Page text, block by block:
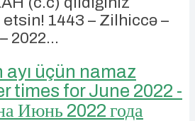
etsin! 1443 – Zilhiccə –
2022...